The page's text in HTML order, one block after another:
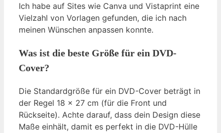
Ich habe auf Sites wie Canva und Vistaprint eine
Vielzahl von Vorlagen gefunden, die ich nach
meinen Wünschen anpassen konnte.
Was ist die beste Größe für ein DVD-
Cover?
Die Standardgröße für ein DVD-Cover beträgt in
der Regel 18 x 27 cm (für die Front und
Rückseite). Achte darauf, dass dein Design diese
Maße einhält, damit es perfekt in die DVD-Hülle